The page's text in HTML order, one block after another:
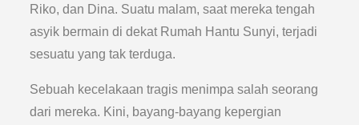
Riko, dan Dina. Suatu malam, saat mereka tengah
asyik bermain di dekat Rumah Hantu Sunyi, terjadi
sesuatu yang tak terduga.
Sebuah kecelakaan tragis menimpa salah seorang
dari mereka. Kini, bayang-bayang kepergian